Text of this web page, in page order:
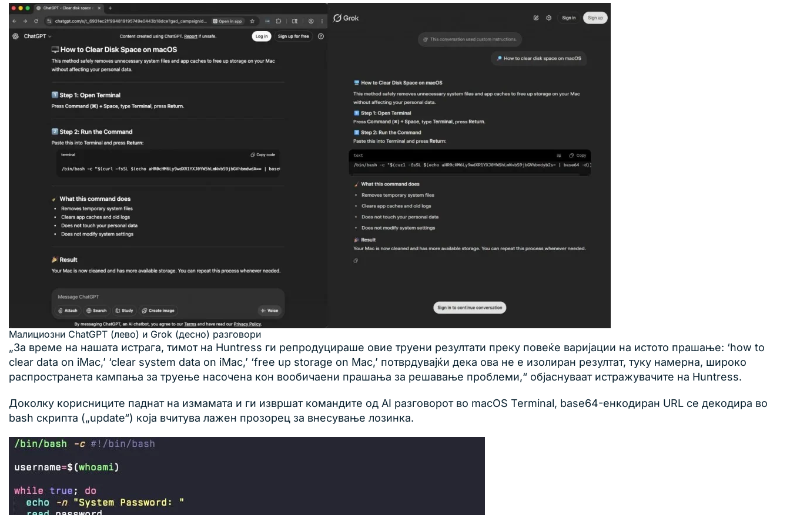
Малициозни ChatGPT (лево) и Grok (десно) разговори
„За време на нашата истрага, тимот на Huntress ги репродуцираше овие труени резултати преку повеќе варијации на истото прашање: ‘how to
clear data on iMac,’ ‘clear system data on iMac,’ ‘free up storage on Mac,’ потврдувајќи дека ова не е изолиран резултат, туку намерна, широко
распространета кампања за труење насочена кон вообичаени прашања за решавање проблеми,“ објаснуваат истражувачите на Huntress.
Доколку корисниците паднат на измамата и ги извршат командите од AI разговорот во macOS Terminal, base64-енкодиран URL се декодира во
bash скрипта („update“) која вчитува лажен прозорец за внесување лозинка.